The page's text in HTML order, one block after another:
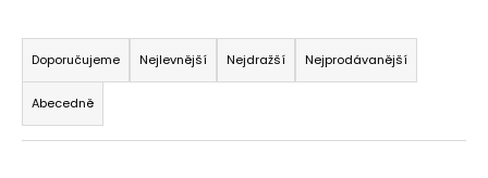
Ř
a
z
e
n
Doporučujeme Nejlevnější Nejdražší Nejprodávanější
Abecedně
í
t
?